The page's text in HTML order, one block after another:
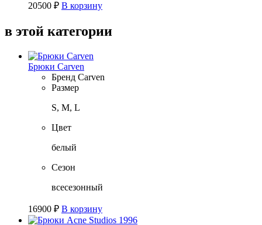
20500 ₽ В корзину
в этой категории
Брюки Carven
Бренд Carven
Размер
S, M, L
Цвет
белый
Сезон
всесезонный
16900 ₽ В корзину